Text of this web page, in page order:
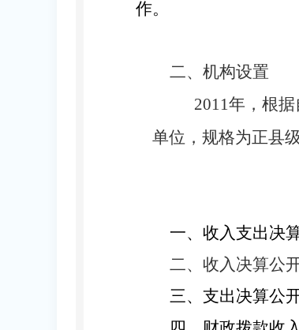
作。
二、机构设置
2011年，根
单位，规格为正县
一、收入支出决
二、收入决算公
三、支出决算公